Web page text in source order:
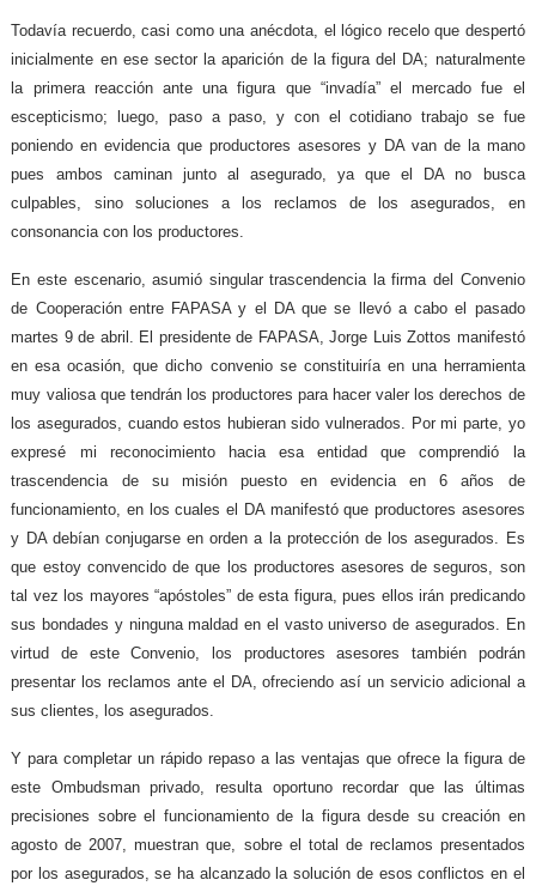
Todavía recuerdo, casi como una anécdota, el lógico recelo que despertó
inicialmente en ese sector la aparición de la figura del DA; naturalmente
la primera reacción ante una figura que “invadía” el mercado fue el
escepticismo; luego, paso a paso, y con el cotidiano trabajo se fue
poniendo en evidencia que productores asesores y DA van de la mano
pues ambos caminan junto al asegurado, ya que el DA no busca
culpables, sino soluciones a los reclamos de los asegurados, en
consonancia con los productores.
En este escenario, asumió singular trascendencia la firma del Convenio
de Cooperación entre FAPASA y el DA que se llevó a cabo el pasado
martes 9 de abril. El presidente de FAPASA, Jorge Luis Zottos manifestó
en esa ocasión, que dicho convenio se constituiría en una herramienta
muy valiosa que tendrán los productores para hacer valer los derechos de
los asegurados, cuando estos hubieran sido vulnerados. Por mi parte, yo
expresé mi reconocimiento hacia esa entidad que comprendió la
trascendencia de su misión puesto en evidencia en 6 años de
funcionamiento, en los cuales el DA manifestó que productores asesores
y DA debían conjugarse en orden a la protección de los asegurados. Es
que estoy convencido de que los productores asesores de seguros, son
tal vez los mayores “apóstoles” de esta figura, pues ellos irán predicando
sus bondades y ninguna maldad en el vasto universo de asegurados. En
virtud de este Convenio, los productores asesores también podrán
presentar los reclamos ante el DA, ofreciendo así un servicio adicional a
sus clientes, los asegurados.
Y para completar un rápido repaso a las ventajas que ofrece la figura de
este Ombudsman privado, resulta oportuno recordar que las últimas
precisiones sobre el funcionamiento de la figura desde su creación en
agosto de 2007, muestran que, sobre el total de reclamos presentados
por los asegurados, se ha alcanzado la solución de esos conflictos en el